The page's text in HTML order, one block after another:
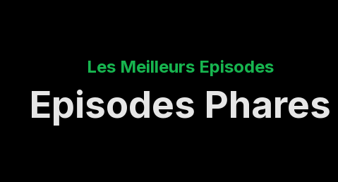
Les Meilleurs Episodes
Episodes Phares